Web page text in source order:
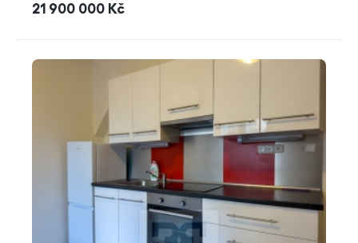
cena
21 900 000 Kč